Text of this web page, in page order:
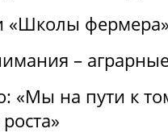
«Школы
–
«Мы на пути к